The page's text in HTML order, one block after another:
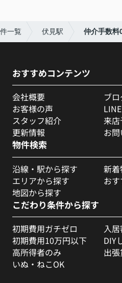
一覧 伏見駅 仲介手数料
おすすめコンテンツ
会社概要
お客様の声
スタッフ紹介
更新情報
ブ
来
お
物件検索
沿線・駅から探す
エリアから探す
地図から探す
新
お
こだわり条件から探す
初期費用ガチゼロ
初期費用10万円以下
高所得者のみ
いぬ・ねこOK
入
DIY
出